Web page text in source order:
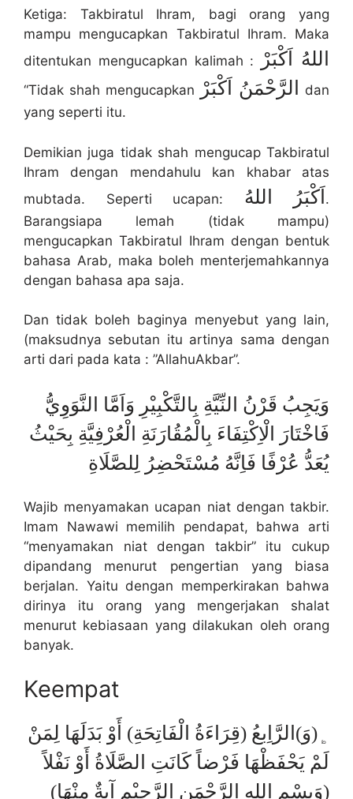
Ketiga: Takbiratul Ihram, bagi orang yang
mampu mengucapkan Takbiratul Ihram. Maka
ditentukan mengucapkan kalimah :
اللهُ اَكْبَرْ
“Tidak shah mengucapkan الرَّحْمَنُ اَكْبَرْ
dan
yang seperti itu.
Demikian juga tidak shah mengucap Takbiratul
Ihram dengan mendahulu kan khabar atas
mubtada. Seperti ucapan:
اَكْبَرُ اللهُ
.
Barangsiapa lemah (tidak mampu)
mengucapkan Takbiratul Ihram dengan bentuk
bahasa Arab, maka boleh menterjemahkannya
dengan bahasa apa saja.
Dan tidak boleh baginya menyebut yang lain,
(maksudnya sebutan itu artinya sama dengan
arti dari pada kata : ”AllahuAkbar”.
وَيَجِبُ قَرْنُ النِّيَّةِ بِالتَّكْبِيْرِ وَاَمَّا النَّوَوِيُّ
فَاخْتَارَ الْاِكْتِفَاءَ بِالْمُقُارَنَةِ الْعُرْفِيَّةِ بِحَيْثُ
يُعَدُّ عُرْفًا فَاِنَّهُ مُسْتَحْضِرُ لِلصَّلَاةِ
Wajib menyamakan ucapan niat dengan takbir.
Imam Nawawi memilih pendapat, bahwa arti
“menyamakan niat dengan takbir” itu cukup
dipandang menurut pengertian yang biasa
berjalan. Yaitu dengan memperkirakan bahwa
dirinya itu orang yang mengerjakan shalat
menurut kebiasaan yang dilakukan oleh orang
banyak.
Keempat
﯁(وَ)الرَّاِبعُ (قِرَاءَةُ الْفَاتِحَةِ) أَوْ بَدَلَهَا لِمَنْ
لَمْ يَحْفَظْهَا فَرْضاً كَانَتِ الصَّلَاةُ أَوْ نَفْلاً
(وَبِسْمِ اللهِ الرَّحْمَنِ الرَّحِيْمِ آيةٌ مِنْهَا)